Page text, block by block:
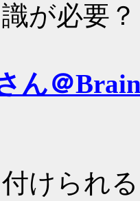
が必要？
ん＠
けられ